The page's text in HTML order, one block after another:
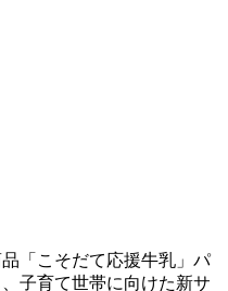
「こそだて応援牛乳」パ
子育て世帯に向けた新サ